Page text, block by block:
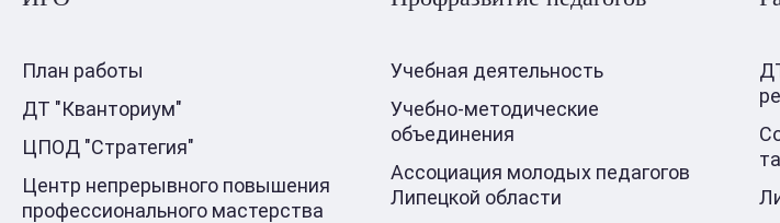
План работы
ДТ "Кванториум"
ЦПОД "Стратегия"
Центр непрерывного повышения
профессионального мастерства
Учебная деятельность
Учебно-методические
объединения
Ассоциация молодых педагогов
Липецкой области